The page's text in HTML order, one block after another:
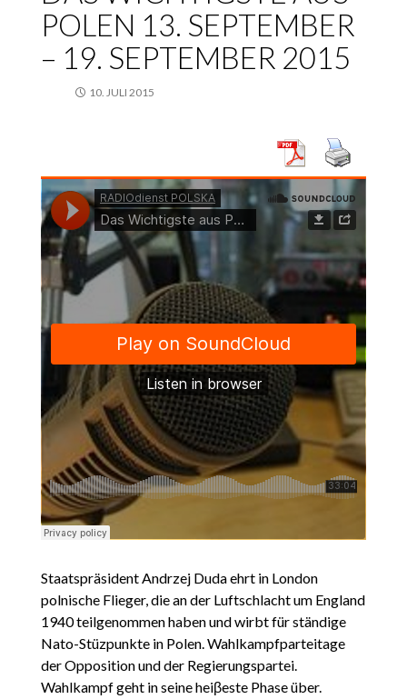
POLEN 13. SEPTEMBER
– 19. SEPTEMBER 2015
10. JULI 2015
Staatspräsident Andrzej Duda ehrt in London
polnische Flieger, die an der Luftschlacht um England
1940 teilgenommen haben und wirbt für ständige
Nato-Stüzpunkte in Polen. Wahlkampfparteitage
der Opposition und der Regierungspartei.
Wahlkampf geht in seine heiβeste Phase über.